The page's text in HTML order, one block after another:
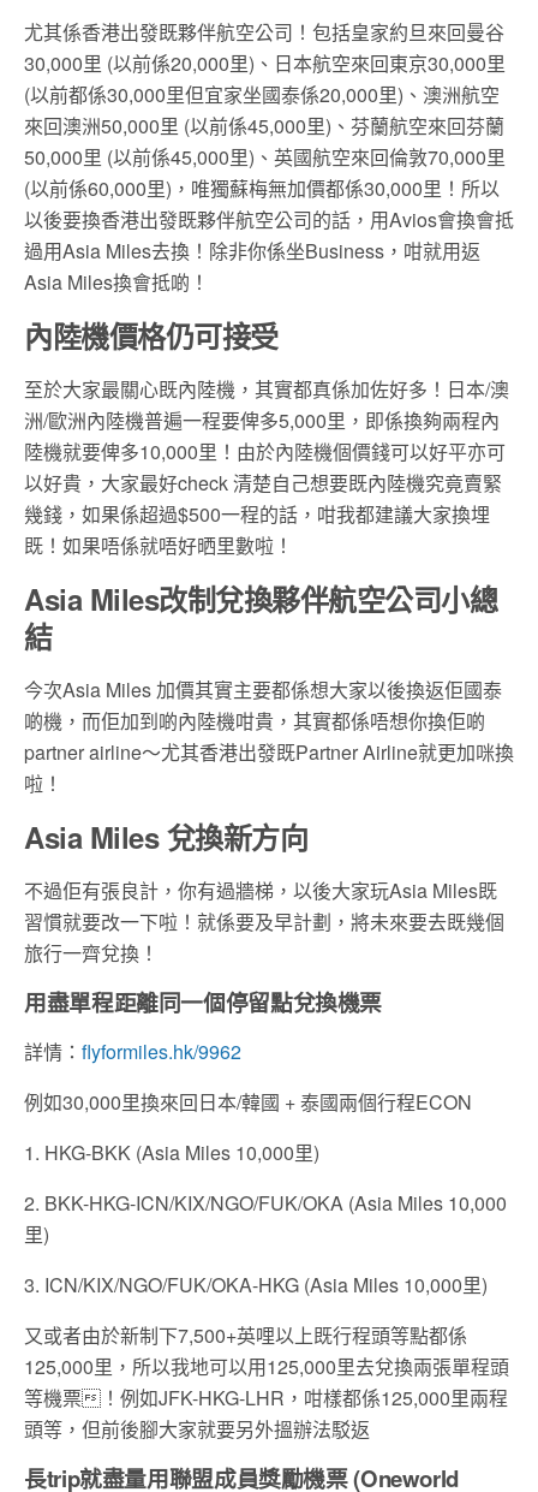
尤其係香港出發既夥伴航空公司！包括皇家約旦來回曼谷
30,000里 (以前係20,000里)、日本航空來回東京30,000里
(以前都係30,000里但宜家坐國泰係20,000里)、澳洲航空
來回澳洲50,000里 (以前係45,000里)、芬蘭航空來回芬蘭
50,000里 (以前係45,000里)、英國航空來回倫敦70,000里
(以前係60,000里)，唯獨蘇梅無加價都係30,000里！所以
以後要換香港出發既夥伴航空公司的話，用Avios會換會抵
過用Asia Miles去換！除非你係坐Business，咁就用返
Asia Miles換會抵啲！
內陸機價格仍可接受
至於大家最關心既內陸機，其實都真係加佐好多！日本/澳
洲/歐洲內陸機普遍一程要俾多5,000里，即係換夠兩程內
陸機就要俾多10,000里！由於內陸機個價錢可以好平亦可
以好貴，大家最好check 清楚自己想要既內陸機究竟賣緊
幾錢，如果係超過$500一程的話，咁我都建議大家換埋
既！如果唔係就唔好晒里數啦！
Asia Miles改制兌換夥伴航空公司小總
結
今次Asia Miles 加價其實主要都係想大家以後換返佢國泰
啲機，而佢加到啲內陸機咁貴，其實都係唔想你換佢啲
partner airline～尤其香港出發既Partner Airline就更加咪換
啦！
Asia Miles 兌換新方向
不過佢有張良計，你有過牆梯，以後大家玩Asia Miles既
習慣就要改一下啦！就係要及早計劃，將未來要去既幾個
旅行一齊兌換！
用盡單程距離同一個停留點兌換機票
詳情： flyformiles.hk/9962
例如30,000里換來回日本/韓國 + 泰國兩個行程ECON
1. HKG-BKK (Asia Miles 10,000里)
2. BKK-HKG-ICN/KIX/NGO/FUK/OKA (Asia Miles 10,000
里)
3. ICN/KIX/NGO/FUK/OKA-HKG (Asia Miles 10,000里)
又或者由於新制下7,500+英哩以上既行程頭等點都係
125,000里，所以我地可以用125,000里去兌換兩張單程頭
等機票！例如JFK-HKG-LHR，咁樣都係125,000里兩程
頭等，但前後腳大家就要另外搵辦法駁返
長trip就盡量用聯盟成員獎勵機票 (Oneworld